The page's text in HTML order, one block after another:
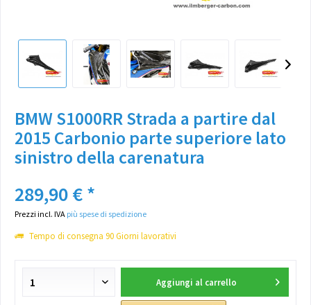
BMW S1000RR Strada a partire dal
2015 Carbonio parte superiore lato
sinistro della carenatura
289,90 € *
Prezzi incl. IVA più spese di spedizione
Tempo di consegna 90 Giorni lavorativi
Aggiungi al carrello